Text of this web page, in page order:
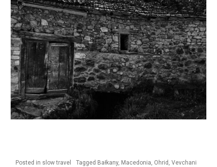
Posted in slow travel Tagged Bałkany, Macedonia, Ohrid , Vevchani